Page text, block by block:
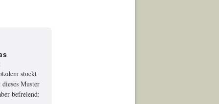
stockt
Muster
befreiend: